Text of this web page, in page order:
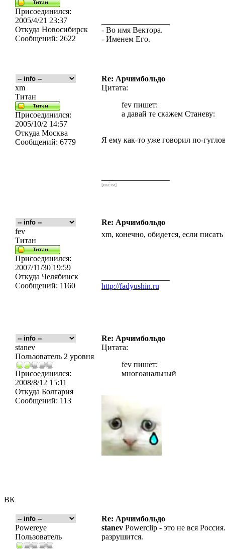
ВК
Присоединился:
2005/4/21 23:37
Откуда Новосибирск
Сообщений: 2622
- Во имя Вектора.
- Именем Его.
Re: Арчимбольдо
xm
Титан
Присоединился:
2005/10/2 14:57
Откуда Москва
Сообщений: 6779
Цитата:
fev пишет:
а давай те скажем Станеву:
Я ему как-то уже говорил по-
[икс́эм]
Re: Арчимбольдо
fev
Титан
Присоединился:
2007/11/30 19:59
Откуда Челябинск
Сообщений: 1160
xm, конечно, обидется, если
http://fadyushin.ru
Re: Арчимбольдо
stanev
Пользователь 2 уровня
Присоединился:
2008/8/12 15:11
Откуда Болгария
Сообщений: 113
Цитата:
fev пишет:
многоанальный
Re: Арчимбольдо
Powereye
Пользователь
stanev Powerclip - это не вся
разрушится.